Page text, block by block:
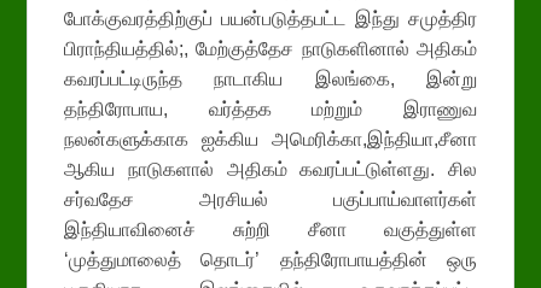
போக்குவரத்திற்குப் பயன்படுத்தபட்ட இந்து சமுத்திர
பிராந்தியத்தில்;, மேற்குத்தேச நாடுகளினால் அதிகம்
கவரப்பட்டிருந்த நாடாகிய இலங்கை, இன்று
தந்திரோபாய, வர்த்தக மற்றும் இராணுவ
நலன்களுக்காக ஐக்கிய அமெரிக்கா,இந்தியா,சீனா
ஆகிய நாடுகளால் அதிகம் கவரப்பட்டுள்ளது. சில
சர்வதேச அரசியல் பகுப்பாய்வாளர்கள்
இந்தியாவினைச் சுற்றி சீனா வகுத்துள்ள
‘முத்துமாலைத் தொடர்’ தந்திரோபாயத்தின் ஒரு